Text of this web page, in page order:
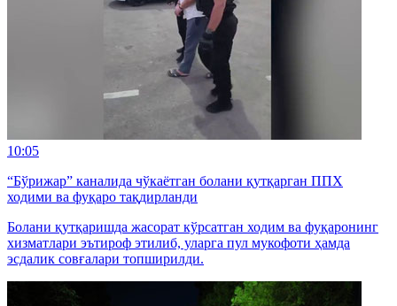
10:05
“Бўрижар” каналида чўкаётган болани қутқарган ППХ
ходими ва фуқаро тақдирланди
Болани қутқаришда жасорат кўрсатган ходим ва фуқаронинг
хизматлари эътироф этилиб, уларга пул мукофоти ҳамда
эсдалик совғалари топширилди.